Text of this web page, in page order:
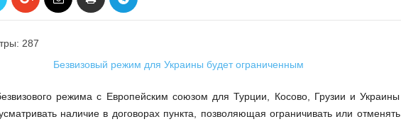
287
режима с Европейским союзом для Турции, Косово, Грузии и Украины
наличие в договорах пункта, позволяющая ограничивать или отменять